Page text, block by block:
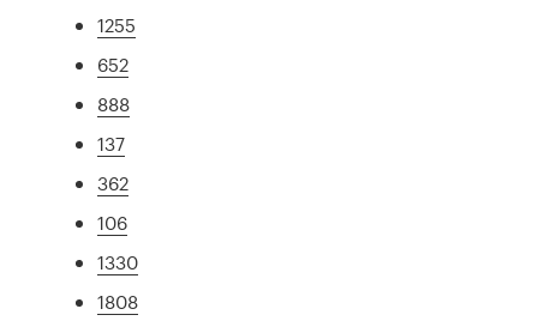
1255
652
888
137
362
106
1330
1808